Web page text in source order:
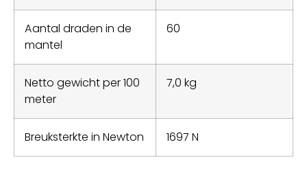
Aantal draden in de
mantel
60
Netto gewicht per 100
meter
7,0 kg
Breuksterkte in Newton 1697 N